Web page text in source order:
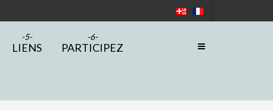
LIENS PARTICIPEZ